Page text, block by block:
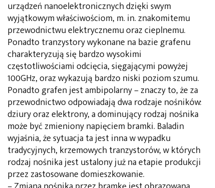
urządzeń nanoelektronicznych dzięki swym
wyjątkowym właściwościom, m. in. znakomitemu
przewodnictwu elektrycznemu oraz cieplnemu.
Ponadto tranzystory wykonane na bazie grafenu
charakteryzują się bardzo wysokimi
częstotliwościami odcięcia, sięgającymi powyżej
100GHz, oraz wykazują bardzo niski poziom szumu.
Ponadto grafen jest ambipolarny – znaczy to, że za
przewodnictwo odpowiadają dwa rodzaje nośników:
dziury oraz elektrony, a dominujący rodzaj nośnika
może być zmieniony napięciem bramki. Baladin
wyjaśnia, że sytuacja ta jest inna w wypadku
tradycyjnych, krzemowych tranzystorów, w których
rodzaj nośnika jest ustalony już na etapie produkcji
przez zastosowane domieszkowanie.